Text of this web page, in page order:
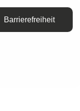
Barrierefreiheit